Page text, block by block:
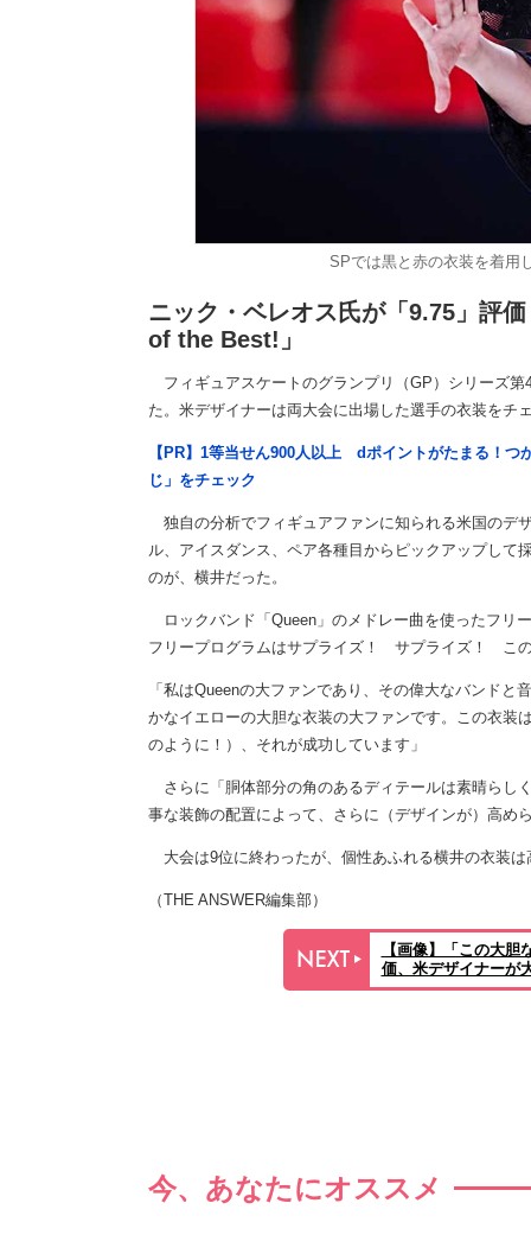
SPでは黒と赤の衣装を着用
ニック・ベレオス氏が「9.75」評
of the Best!」
フィギュアスケートのグランプリ（GP）シリーズ
た。米デザイナーは両大会に出場した選手の衣装をチ
【PR】1等当せん900人以上 dポイントがたまる！つ
じ」をチェック
独自の分析でフィギュアファンに知られる米国のデ
ル、アイスダンス、ペア各種目からピックアップして
のが、横井だった。
ロックバンド「Queen」のメドレー曲を使ったフリ
フリープログラムはサプライズ！ サプライズ！ こ
「私はQueenの大ファンであり、その偉大なバンド
かなイエローの大胆な衣装の大ファンです。この衣装
のように！）、それが成功しています」
さらに「胴体部分の角のあるディテールは素晴らし
事な装飾の配置によって、さらに（デザインが）高め
大会は9位に終わったが、個性あふれる横井の衣装は
（THE ANSWER編集部）
【画像】「この大
価、米デザイナーが
今、あなたにオススメ